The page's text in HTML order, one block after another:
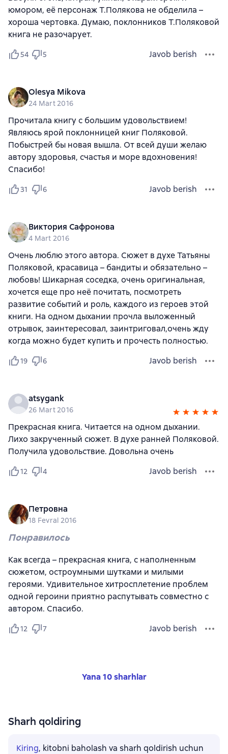
юмором, её персонаж Т.Полякова не обделила –
хороша чертовка. Думаю, поклонников Т.Поляковой
книга не разочарует.
54 5 Javob berish
Olesya Mikova
24 Mart 2016
Прочитала книгу с большим удовольствием!
Являюсь ярой поклонницей книг Поляковой.
Побыстрей бы новая вышла. От всей души желаю
автору здоровья, счастья и море вдохновения!
Спасибо!
31 6 Javob berish
Виктория Сафронова
4 Mart 2016
Очень люблю этого автора. Сюжет в духе Татьяны
Поляковой, красавица – бандиты и обязательно –
любовь! Шикарная соседка, очень оригинальная,
хочется еще про неё почитать, посмотреть
развитие событий и роль, каждого из героев этой
книги. На одном дыхании прочла выложенный
отрывок, заинтересовал, заинтриговал,очень жду
когда можно будет купить и прочесть полностью.
19 6 Javob berish
atsygank
26 Mart 2016
Прекрасная книга. Читается на одном дыхании.
Лихо закрученный сюжет. В духе ранней Поляковой.
Получила удовольствие. Довольна очень
12 4 Javob berish
Петровна
18 Fevral 2016
Понравилось
Как всегда – прекрасная книга, с наполненным
сюжетом, остроумными шутками и милыми
героями. Удивительное хитросплетение проблем
одной героини приятно распутывать совместно с
автором. Спасибо.
12 7 Javob berish
Yana 10 sharhlar
Sharh qoldiring
Kiring, kitobni baholash va sharh qoldirish uchun